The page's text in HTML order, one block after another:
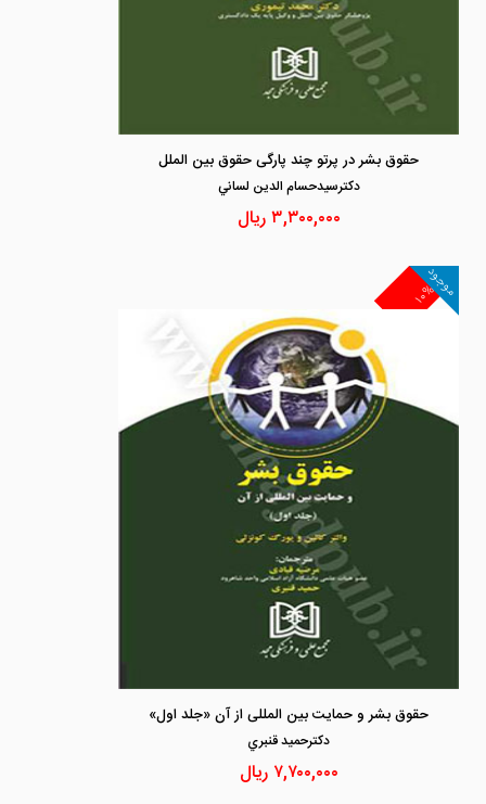
حقوق بشر در پرتو چند پارگی حقوق بین الملل
دكترسيدحسام الدين لساني
۳,۳۰۰,۰۰۰ریال
۱۰%
موجود
حقوق بشر و حمایت بین المللی از آن «جلد اول»
دكترحميد قنبري
۷,۷۰۰,۰۰۰ ریال